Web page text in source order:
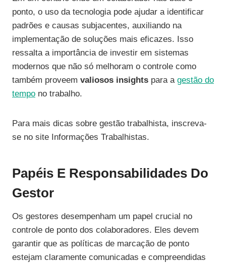
ponto, o uso da tecnologia pode ajudar a identificar
padrões e causas subjacentes, auxiliando na
implementação de soluções mais eficazes. Isso
ressalta a importância de investir em sistemas
modernos que não só melhoram o controle como
também proveem valiosos insights para a gestão do
tempo no trabalho.
Para mais dicas sobre gestão trabalhista, inscreva-
se no site Informações Trabalhistas.
Papéis E Responsabilidades Do
Gestor
Os gestores desempenham um papel crucial no
controle de ponto dos colaboradores. Eles devem
garantir que as políticas de marcação de ponto
estejam claramente comunicadas e compreendidas